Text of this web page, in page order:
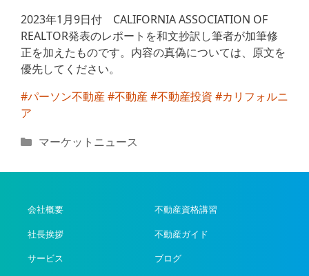
2023年1月9日付 CALIFORNIA ASSOCIATION OF
REALTOR発表のレポートを和文抄訳し筆者が加筆修
正を加えたものです。内容の真偽については、原文を
優先してください。
#パーソン不動産#不動産#不動産投資 #カリフォルニ
ア
カ
ゴ
ー
マーケットニュース
会社概要
社長挨拶
サービス
不動産資格講習
不動産ガイド
ブログ